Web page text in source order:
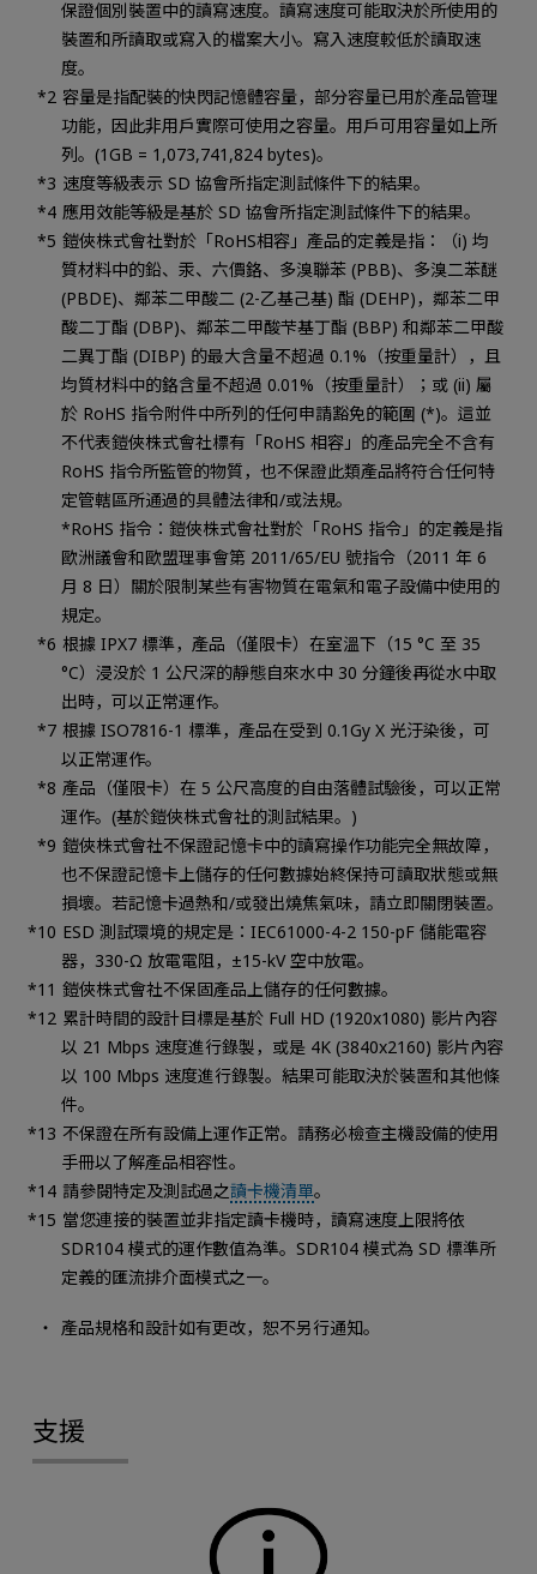
保證個別裝置中的讀寫速度。讀寫速度可能取決於所使用的
裝置和所讀取或寫入的檔案大小。寫入速度較低於讀取速
度。
容量是指配裝的快閃記憶體容量，部分容量已用於產品管理
功能，因此非用戶實際可使用之容量。用戶可用容量如上所
列。(1GB = 1,073,741,824 bytes)。
速度等級表示 SD 協會所指定測試條件下的結果。
應用效能等級是基於 SD 協會所指定測試條件下的結果。
鎧俠株式會社對於「RoHS相容」產品的定義是指：（i) 均
質材料中的鉛、汞、六價鉻、多溴聯苯 (PBB)、多溴二苯醚
(PBDE)、鄰苯二甲酸二 (2-乙基己基) 酯 (DEHP)，鄰苯二甲
酸二丁酯 (DBP)、鄰苯二甲酸芐基丁酯 (BBP) 和鄰苯二甲酸
二異丁酯 (DIBP) 的最大含量不超過 0.1%（按重量計），且
均質材料中的鉻含量不超過 0.01%（按重量計）；或 (ii) 屬
於 RoHS 指令附件中所列的任何申請豁免的範圍 (*)。這並
不代表鎧俠株式會社標有「RoHS 相容」的產品完全不含有
RoHS 指令所監管的物質，也不保證此類產品將符合任何特
定管轄區所通過的具體法律和/或法規。
*RoHS 指令：鎧俠株式會社對於「RoHS 指令」的定義是指
歐洲議會和歐盟理事會第 2011/65/EU 號指令（2011 年 6
月 8 日）關於限制某些有害物質在電氣和電子設備中使用的
規定。
根據 IPX7 標準，產品（僅限卡）在室溫下（15 °C 至 35
°C）浸没於 1 公尺深的靜態自來水中 30 分鐘後再從水中取
出時，可以正常運作。
根據 ISO7816-1 標準，產品在受到 0.1Gy X 光汙染後，可
以正常運作。
產品（僅限卡）在 5 公尺高度的自由落體試驗後，可以正常
運作。(基於鎧俠株式會社的測試結果。)
鎧俠株式會社不保證記憶卡中的讀寫操作功能完全無故障，
也不保證記憶卡上儲存的任何數據始終保持可讀取狀態或無
損壞。若記憶卡過熱和/或發出燒焦氣味，請立即關閉裝置。
ESD 測試環境的規定是：IEC61000-4-2 150-pF 儲能電容
器，330-Ω 放電電阻，±15-kV 空中放電。
鎧俠株式會社不保固產品上儲存的任何數據。
累計時間的設計目標是基於 Full HD (1920x1080) 影片內容
以 21 Mbps 速度進行錄製，或是 4K (3840x2160) 影片內容
以 100 Mbps 速度進行錄製。結果可能取決於裝置和其他條
件。
不保證在所有設備上運作正常。請務必檢查主機設備的使用
手冊以了解產品相容性。
請參閱特定及測試過之讀卡機清單。
當您連接的裝置並非指定讀卡機時，讀寫速度上限將依
SDR104 模式的運作數值為準。SDR104 模式為 SD 標準所
定義的匯流排介面模式之一。
產品規格和設計如有更改，恕不另行通知。
支援